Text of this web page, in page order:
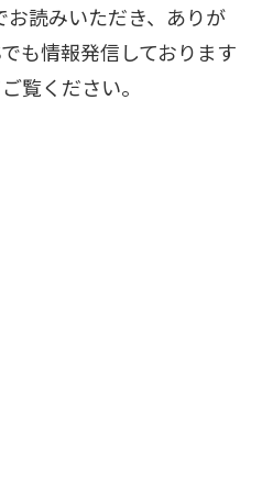
お読みいただき、ありが
も情報発信しております
覧ください。